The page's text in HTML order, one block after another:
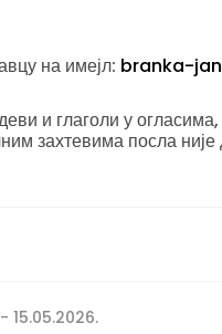
на имејл: branka-
и глаголи у
захтевима посла није
15.05.2026.